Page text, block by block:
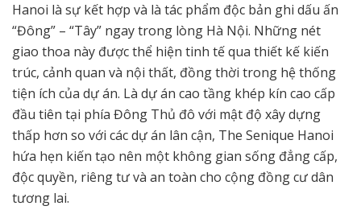
Hanoi là sự kết hợp và là tác phẩm độc bản ghi dấu ấn
“Đông” – “Tây” ngay trong lòng Hà Nội. Những nét
giao thoa này được thể hiện tinh tế qua thiết kế kiến
trúc, cảnh quan và nội thất, đồng thời trong hệ thống
tiện ích của dự án. Là dự án cao tầng khép kín cao cấp
đầu tiên tại phía Đông Thủ đô với mật độ xây dựng
thấp hơn so với các dự án lân cận, The Senique Hanoi
hứa hẹn kiến tạo nên một không gian sống đẳng cấp,
độc quyền, riêng tư và an toàn cho cộng đồng cư dân
tương lai.